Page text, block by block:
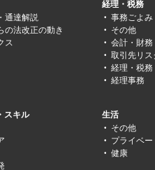
通達解説
の法改正の動き
ス
経理・税務
事務ごよみ
その他
会計・財務
取引先リ
経理・税
経理事務
スキル
生活
その他
プライベー
健康